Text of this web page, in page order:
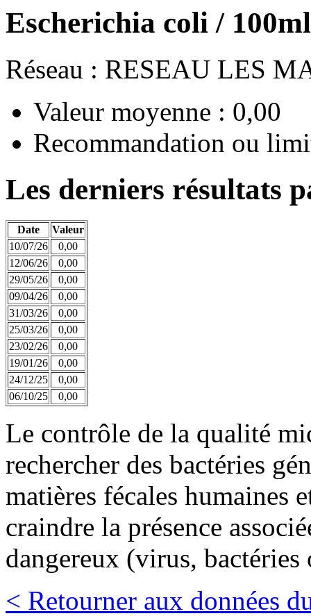
Escherichia coli /
Réseau : RESEAU LES
Valeur moyenne : 0,00
Recommandation ou
Les derniers résultats
Date
Valeur
10/07/26
0,00
12/06/26
0,00
29/05/26
0,00
09/04/26
0,00
31/03/26
0,00
25/03/26
0,00
23/02/26
0,00
19/01/26
0,00
24/12/25
0,00
06/10/25
0,00
Le contrôle de la qualité
rechercher des bactéries
matières fécales humaines
craindre la présence
dangereux (virus, bactéries
< Retourner aux données